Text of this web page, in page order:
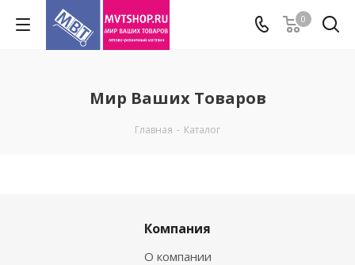
0
Мир Ваших Товаров
Главная - Каталог
Компания
О компании